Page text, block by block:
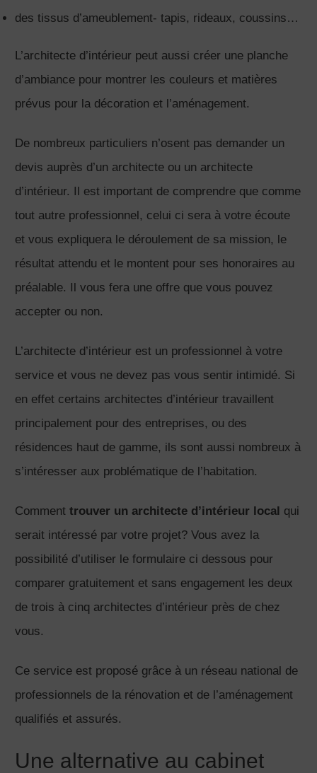
des tissus d’ameublement- tapis, rideaux, coussins…
L’architecte d’intérieur peut aussi créer une planche
d’ambiance pour montrer les couleurs et matières
prévus pour la décoration et l’aménagement.
De nombreux particuliers n’osent pas demander un
devis auprès d’un architecte ou un architecte
d’intérieur. Il est important de comprendre que comme
tout autre professionnel, celui ci sera à votre écoute
et vous expliquera le déroulement de sa mission, le
résultat attendu et le montent pour ses honoraires au
préalable. Il vous fera une offre que vous pouvez
accepter ou non.
L’architecte d’intérieur est un professionnel à votre
service et vous ne devez pas vous sentir intimidé. Si
en effet certains architectes d’intérieur travaillent
principalement pour des entreprises, ou des
résidences haut de gamme, ils sont aussi nombreux à
s’intéresser aux problématique de l’habitation.
Comment trouver un architecte d’intérieur local qui
serait intéressé par votre projet? Vous avez la
possibilité d’utiliser le formulaire ci dessous pour
comparer gratuitement et sans engagement les deux
de trois à cinq architectes d’intérieur près de chez
vous.
Ce service est proposé grâce à un réseau national de
professionnels de la rénovation et de l’aménagement
qualifiés et assurés.
Une alternative au cabinet